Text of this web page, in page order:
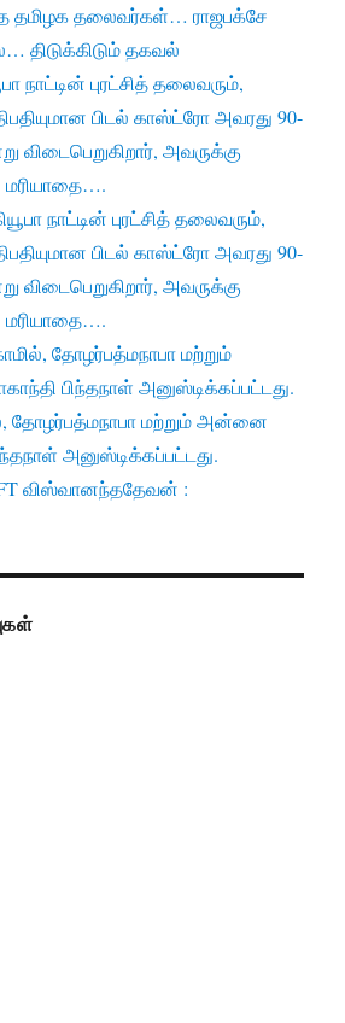
தமிழக தலைவர்கள்… ராஜபக்சே
திடுக்கிடும் தகவல்
நாட்டின் புரட்சித் தலைவரும்,
பிடல் காஸ்ட்ரோ அவரது 90-
விடைபெறுகிறார், அவருக்கு
மரியாதை….
நாட்டின் புரட்சித் தலைவரும்,
பிடல் காஸ்ட்ரோ அவரது 90-
விடைபெறுகிறார், அவருக்கு
மரியாதை….
தோழர்பத்மநாபா மற்றும்
பிந்தநாள் அனுஸ்டிக்கப்பட்டது.
தோழர்பத்மநாபா மற்றும் அன்னை
அனுஸ்டிக்கப்பட்டது.
விஸ்வானந்ததேவன் :